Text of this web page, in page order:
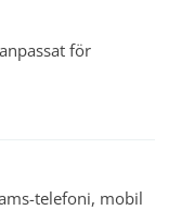
för
telefoni, mobil